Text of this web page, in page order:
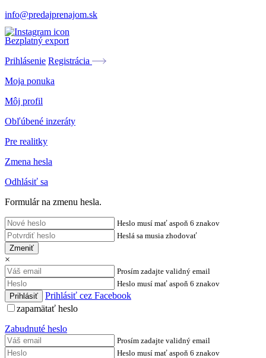
info@predajprenajom.sk
Bezplatný export
Prihlásenie Registrácia
Moja ponuka
Môj profil
Obľúbené inzeráty
Pre realitky
Zmena hesla
Odhlásiť sa
Formulár na zmenu hesla.
Heslo musí mať aspoň 6 znakov
Heslá sa musia zhodovať
Zmeniť
×
Prosím zadajte validný email
Heslo musí mať aspoň 6 znakov
Prihlásiť cez Facebook
zapamätať heslo
Zabudnuté heslo
Prosím zadajte validný email
Heslo musí mať aspoň 6 znakov